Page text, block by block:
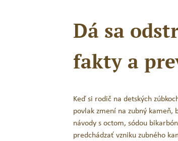
Dá sa
fakty a
Keď si rodič na detských
povlak zmení na zubný kameň,
návody s octom, sódou
predchádzať vzniku zubného
PRIDAŤ DO